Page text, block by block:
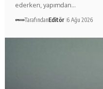
ederken, yapımdan…
TarafındanEditör 6 Ağu 2026